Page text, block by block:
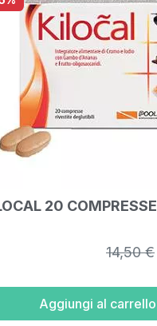
20 COMPRESSE
14,50 €
Aggiungi al carrello